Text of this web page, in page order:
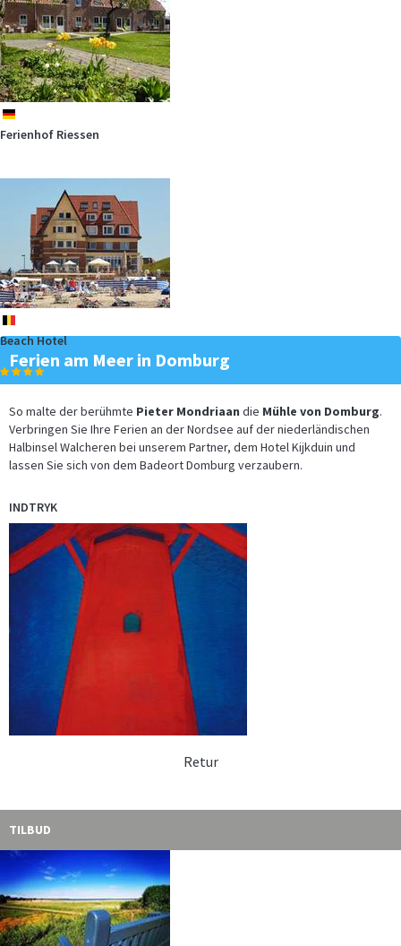
de
Ferienhof Riessen
be
Beach Hotel
Ferien am Meer in Domburg
So malte der berühmte Pieter Mondriaan die Mühle von Domburg.
Verbringen Sie Ihre Ferien an der Nordsee auf der niederländischen
Halbinsel Walcheren bei unserem Partner, dem Hotel Kijkduin und
lassen Sie sich von dem Badeort Domburg verzaubern.
INDTRYK
Retur
TILBUD